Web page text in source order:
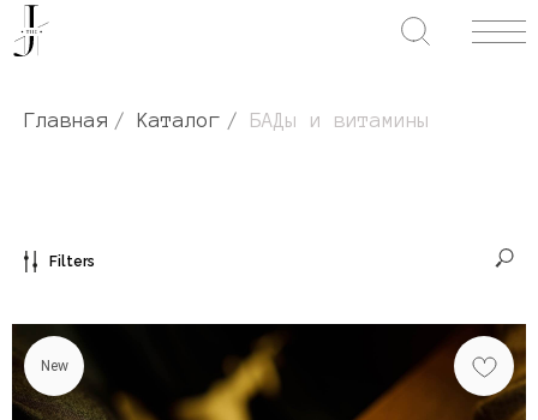
Главная / Каталог / БАДы и витамины
Filters
New